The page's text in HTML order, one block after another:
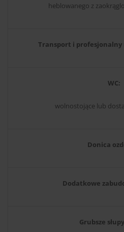
heblowanego z
Transport i
WC:
wolnostojące lub
Donica
Dodatkowe
Grubsze